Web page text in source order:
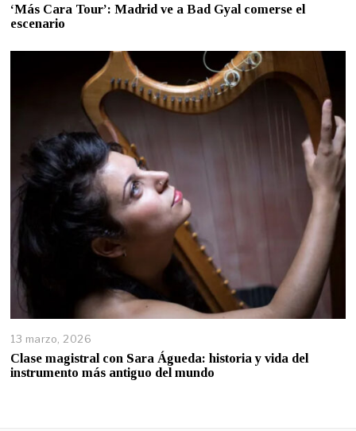
‘Más Cara Tour’: Madrid ve a Bad Gyal comerse el
escenario
13 marzo, 2026
Clase magistral con Sara Águeda: historia y vida del
instrumento más antiguo del mundo